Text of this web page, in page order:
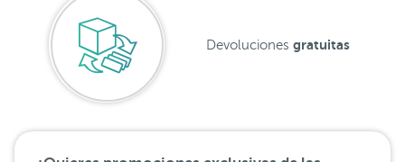
Devoluciones gratuitas